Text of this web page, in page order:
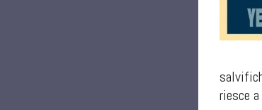
riesce a